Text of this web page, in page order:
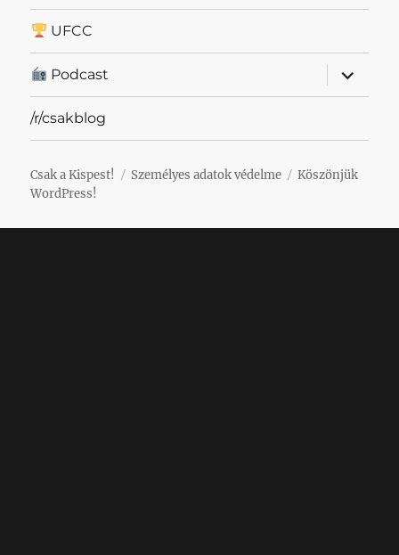
UFCC
Podcast
almenü
/r/csakblog
Csak a Kispest! Személyes adatok védelme
Köszönjük
WordPress!